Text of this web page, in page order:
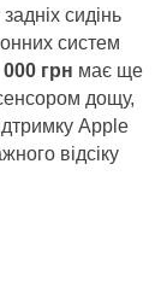
сидінь
систем
грн має ще
дощу,
Apple
відсіку